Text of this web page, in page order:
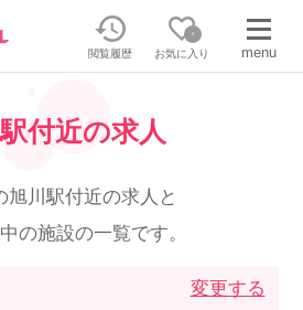
閲覧履歴
0
お気に入り menu
お問い合わせはこちら
・お問い合わせの内容を
で働く
パートの求人を探す
付近の求人
旭川駅付近の求人と
の施設の一覧です。
変更する